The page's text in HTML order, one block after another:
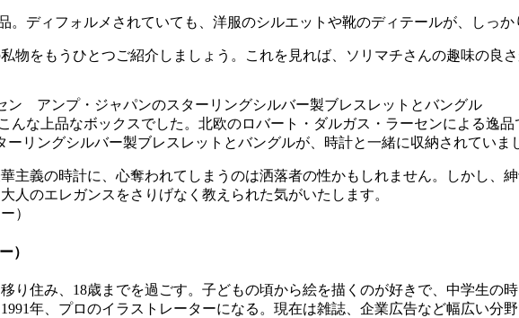
。ディフォルメされていても、洋服のシルエットや靴のディテールが、しっか
物をもうひとつご紹介しましょう。これを見れば、ソリマチさんの趣味の良
んな上品なボックスでした。北欧のロバート・ダルガス・ラーセンによる逸
リングシルバー製ブレスレットとバングルが、時計と一緒に収納されていま
主義の時計に、心奪われてしまうのは洒落者の性かもしれません。しかし、
人のエレガンスをさりげなく教えられた気がいたします。
）
り住み、18歳までを過ごす。子どもの頃から絵を描くのが好きで、中学生の
年、プロのイラストレーターになる。現在は雑誌、企業広告など幅広い分